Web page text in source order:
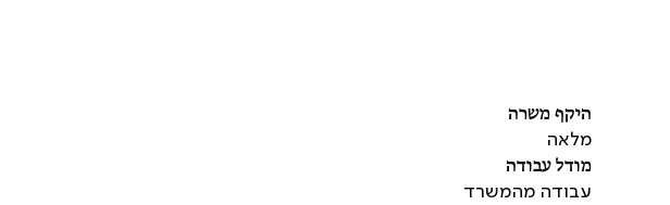
היקף משרה
מלאה
מודל עבודה
עבודה מהמשרד